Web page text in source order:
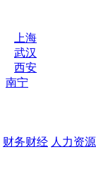
上海
武汉
西安
南宁
财务财经 人力资源